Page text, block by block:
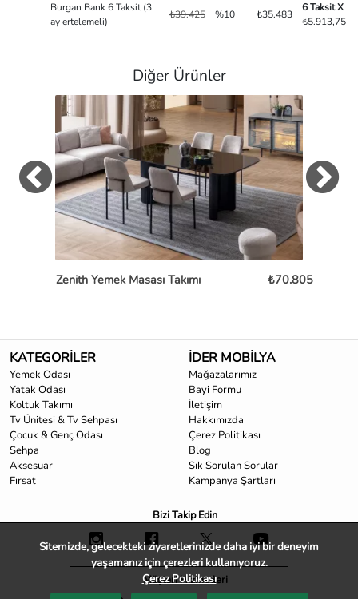
Burgan Bank 6 Taksit (3
ay ertelemeli)
₺39.425 %10 ₺35.483
6 Taksit X
₺5.913,75
Diğer Ürünler
Zenith Yemek Masası Takımı ₺70.805
KATEGORİLER
Yemek Odası
Yatak Odası
Koltuk Takımı
Tv Ünitesi & Tv Sehpası
Çocuk & Genç Odası
Sehpa
Aksesuar
Fırsat
İDER MOBİLYA
Mağazalarımız
Bayi Formu
İletişim
Hakkımızda
Çerez Politikası
Blog
Sık Sorulan Sorular
Kampanya Şartları
Bizi Takip Edin
Müşteri Hizmetleri
Sitemizde, gelecekteki ziyaretlerinizde daha iyi bir deneyim
yaşamanız için çerezleri kullanıyoruz.
Çerez Politikası